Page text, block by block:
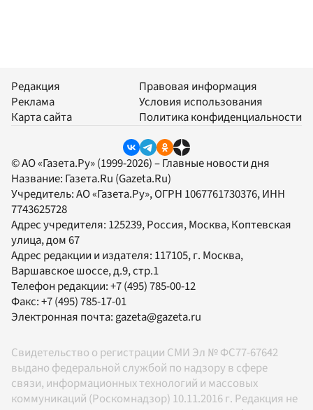
Редакция
Реклама
Карта сайта
Правовая информация
Условия использования
Политика конфиденциальности
© АО «Газета.Ру» (1999-2026) – Главные новости дня
Название: Газета.Ru (Gazeta.Ru)
Учредитель:АО «Газета.Ру», ОГРН 1067761730376, ИНН
7743625728
Адрес учредителя: 125239, Россия, Москва, Коптевская
улица, дом 67
Адрес редакции и издателя: 117105, г. Москва,
Варшавское шоссе, д.9, стр.1
Телефон редакции:+7 (495) 785-00-12
Факс:+7 (495) 785-17-01
Электронная почта:gazeta@gazeta.ru
Свидетельство о регистрации СМИ Эл № ФС77-67642
выдано федеральной службой по надзору в сфере
связи, информационных технологий и массовых
коммуникаций (Роскомнадзор) 10.11.2016 г. Редакция не